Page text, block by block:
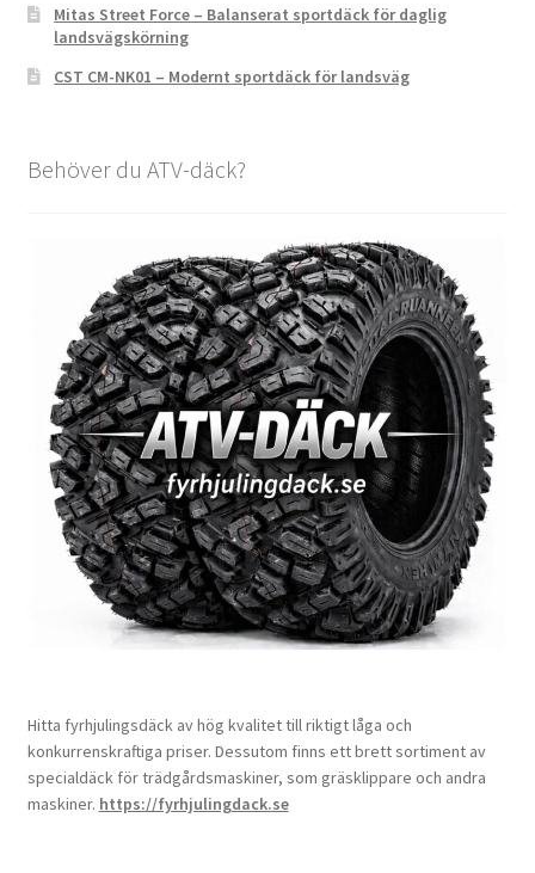
Mitas Street Force – Balanserat sportdäck för daglig
landsvägskörning
CST CM-NK01 – Modernt sportdäck för landsväg
Behöver du ATV-däck?
Hitta fyrhjulingsdäck av hög kvalitet till riktigt låga och
konkurrenskraftiga priser. Dessutom finns ett brett sortiment av
specialdäck för trädgårdsmaskiner, som gräsklippare och andra
maskiner. https://fyrhjulingdack.se